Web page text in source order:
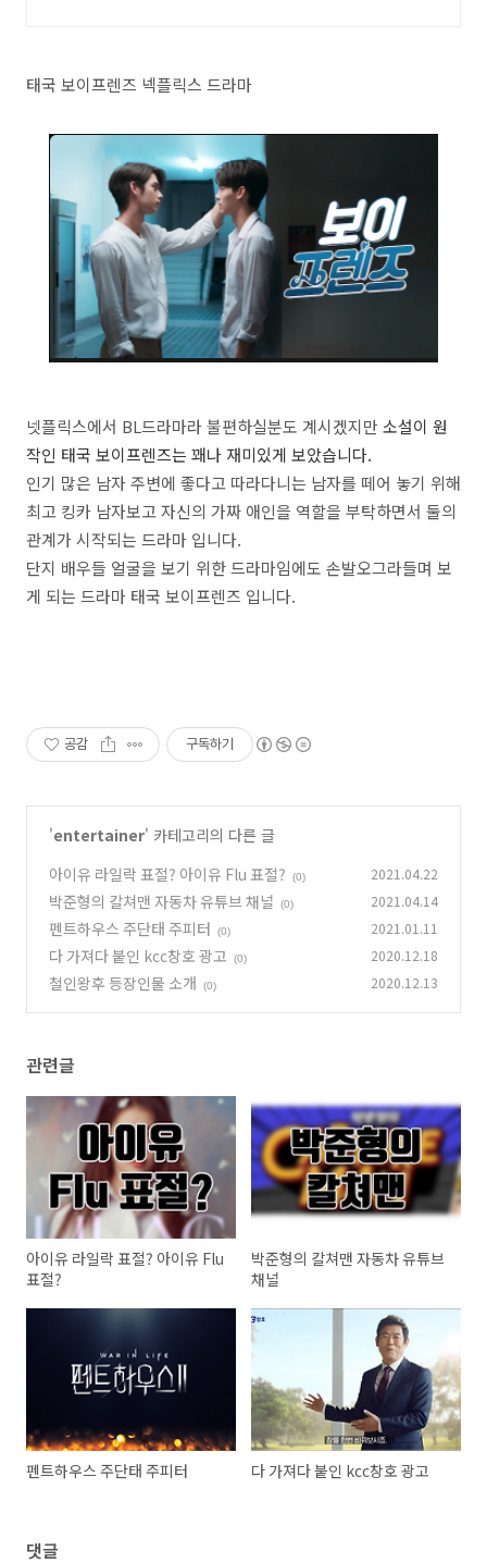
태국 보이프렌즈 넥플릭스 드라마
넷플릭스에서 BL드라마라 불편하실분도 계시겠지만 소설이 원
작인 태국 보이프렌즈는 꽤나 재미있게 보았습니다.
인기 많은 남자 주변에 좋다고 따라다니는 남자를 떼어 놓기 위해
최고 킹카 남자보고 자신의 가짜 애인을 역할을 부탁하면서 둘의
관계가 시작되는 드라마 입니다.
단지 배우들 얼굴을 보기 위한 드라마임에도 손발오그라들며 보
게 되는 드라마 태국 보이프렌즈 입니다.
공감 구독하기
'entertainer' 카테고리의 다른 글
아이유 라일락 표절? 아이유 Flu 표절?
(0) 2021.04.22
박준형의 칼쳐맨 자동차 유튜브 채널 (0) 2021.04.14
펜트하우스 주단태 주피터 (0) 2021.01.11
다 가져다 붙인 kcc창호 광고 (0) 2020.12.18
철인왕후 등장인물 소개 (0) 2020.12.13
관련글
아이유 라일락 표절? 아이유 Flu
표절?
박준형의 칼쳐맨 자동차 유튜브
채널
펜트하우스 주단태 주피터 다 가져다 붙인 kcc창호 광고
댓글